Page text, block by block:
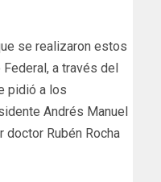
se realizaron estos
a través del
pidió a los
Andrés Manuel
doctor Rubén Rocha